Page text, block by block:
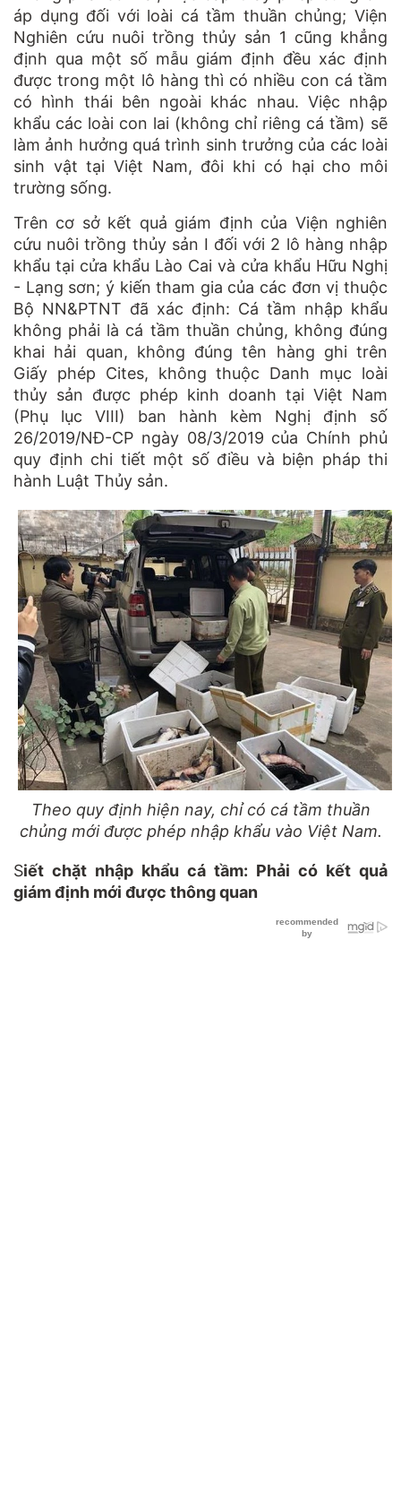
áp dụng đối với loài cá tầm thuần chủng; Viện
Nghiên cứu nuôi trồng thủy sản 1 cũng khẳng
định qua một số mẫu giám định đều xác định
được trong một lô hàng thì có nhiều con cá tầm
có hình thái bên ngoài khác nhau. Việc nhập
khẩu các loài con lai (không chỉ riêng cá tầm) sẽ
làm ảnh hưởng quá trình sinh trưởng của các loài
sinh vật tại Việt Nam, đôi khi có hại cho môi
trường sống.
Trên cơ sở kết quả giám định của Viện nghiên
cứu nuôi trồng thủy sản I đối với 2 lô hàng nhập
khẩu tại cửa khẩu Lào Cai và cửa khẩu Hữu Nghị
- Lạng sơn; ý kiến tham gia của các đơn vị thuộc
Bộ NN&PTNT đã xác định: Cá tầm nhập khẩu
không phải là cá tầm thuần chủng, không đúng
khai hải quan, không đúng tên hàng ghi trên
Giấy phép Cites, không thuộc Danh mục loài
thủy sản được phép kinh doanh tại Việt Nam
(Phụ lục VIII) ban hành kèm Nghị định số
26/2019/NĐ-CP ngày 08/3/2019 của Chính phủ
quy định chi tiết một số điều và biện pháp thi
hành Luật Thủy sản.
Theo quy định hiện nay, chỉ có cá tầm thuần
chủng mới được phép nhập khẩu vào Việt Nam.
Siết chặt nhập khẩu cá tầm: Phải có kết quả
giám định mới được thông quan